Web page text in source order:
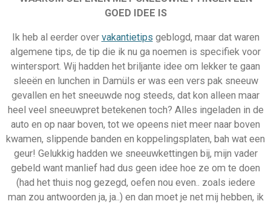
GOED IDEE IS
Ik heb al eerder over vakantietips geblogd, maar dat waren
algemene tips, de tip die ik nu ga noemen is specifiek voor
wintersport. Wij hadden het briljante idee om lekker te gaan
sleeën en lunchen in Damüls er was een vers pak sneeuw
gevallen en het sneeuwde nog steeds, dat kon alleen maar
heel veel sneeuwpret betekenen toch? Alles ingeladen in de
auto en op naar boven, tot we opeens niet meer naar boven
kwamen, slippende banden en koppelingsplaten, bah wat een
geur! Gelukkig hadden we sneeuwkettingen bij, mijn vader
gebeld want manlief had dus geen idee hoe ze om te doen
(had het thuis nog gezegd, oefen nou even.. zoals iedere
man zou antwoorden ja, ja..) en dan moet je net mij hebben, ik